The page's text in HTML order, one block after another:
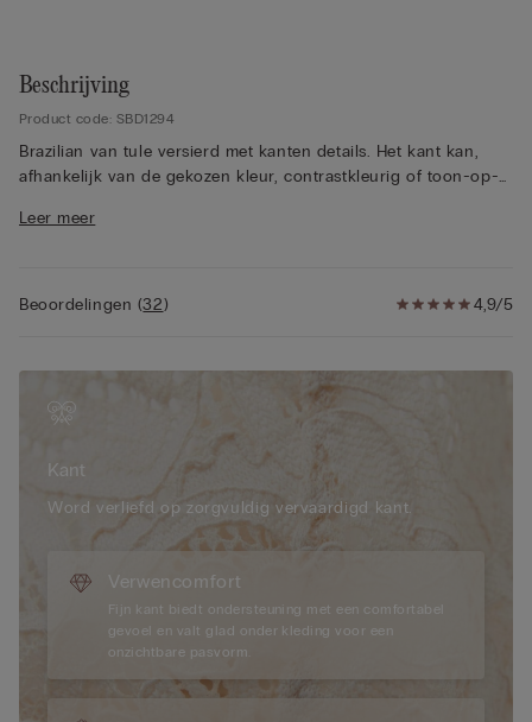
Beschrijving
Product code: SBD1294
Brazilian van tule versierd met kanten details. Het kant kan,
afhankelijk van de gekozen kleur, contrastkleurig of toon-op-
Het model is 175 cm lang en draagt de maat 2 / S.
Leer meer
4,9/5
Beoordelingen (32)
Kant
Word verliefd op zorgvuldig vervaardigd kant.
Verwencomfort
Fijn kant biedt ondersteuning met een comfortabel
gevoel en valt glad onder kleding voor een
onzichtbare pasvorm.